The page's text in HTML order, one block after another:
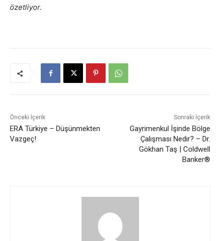
özetliyor.
Önceki İçerik
ERA Türkiye – Düşünmekten
Vazgeç!
Sonraki İçerik
Gayrimenkul İşinde Bölge
Çalışması Nedir? – Dr.
Gökhan Taş | Coldwell
Banker®